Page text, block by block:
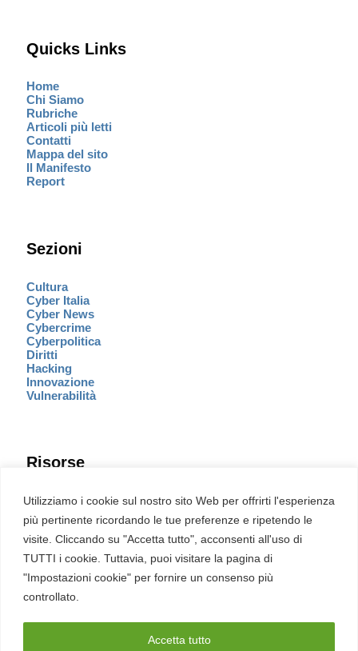
Utilizziamo i cookie sul nostro sito Web per offrirti l'esperienza
più pertinente ricordando le tue preferenze e ripetendo le
visite. Cliccando su "Accetta tutto", acconsenti all'uso di
TUTTI i cookie. Tuttavia, puoi visitare la pagina di
"Impostazioni cookie" per fornire un consenso più
controllato.
Accetta tutto
Quicks Links
Home
Chi Siamo
Rubriche
Articoli più letti
Contatti
Mappa del sito
Il Manifesto
Report
Sezioni
Cultura
Cyber Italia
Cyber News
Cybercrime
Cyberpolitica
Diritti
Hacking
Innovazione
Vulnerabilità
Risorse
Eventi
Fumetto Cyber
Newsletter
Servizi
Pubblicità
English
Ultime CVE critiche